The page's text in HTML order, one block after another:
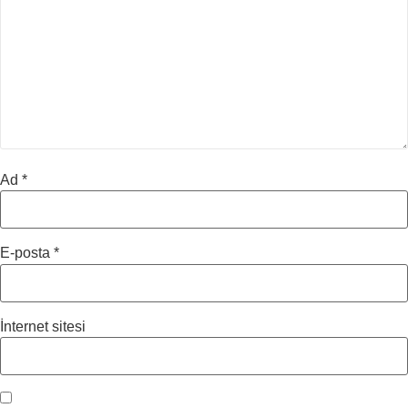
Ad *
E-posta *
İnternet sitesi